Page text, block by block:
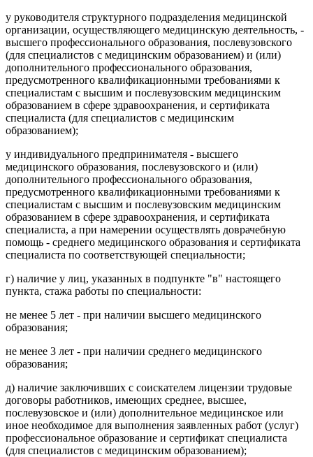
у руководителя структурного подразделения медицинской
организации, осуществляющего медицинскую деятельность, -
высшего профессионального образования, послевузовского
(для специалистов с медицинским образованием) и (или)
дополнительного профессионального образования,
предусмотренного квалификационными требованиями к
специалистам с высшим и послевузовским медицинским
образованием в сфере здравоохранения, и сертификата
специалиста (для специалистов с медицинским
образованием);
у индивидуального предпринимателя - высшего
медицинского образования, послевузовского и (или)
дополнительного профессионального образования,
предусмотренного квалификационными требованиями к
специалистам с высшим и послевузовским медицинским
образованием в сфере здравоохранения, и сертификата
специалиста, а при намерении осуществлять доврачебную
помощь - среднего медицинского образования и сертификата
специалиста по соответствующей специальности;
г) наличие у лиц, указанных в подпункте "в" настоящего
пункта, стажа работы по специальности:
не менее 5 лет - при наличии высшего медицинского
образования;
не менее 3 лет - при наличии среднего медицинского
образования;
д) наличие заключивших с соискателем лицензии трудовые
договоры работников, имеющих среднее, высшее,
послевузовское и (или) дополнительное медицинское или
иное необходимое для выполнения заявленных работ (услуг)
профессиональное образование и сертификат специалиста
(для специалистов с медицинским образованием);